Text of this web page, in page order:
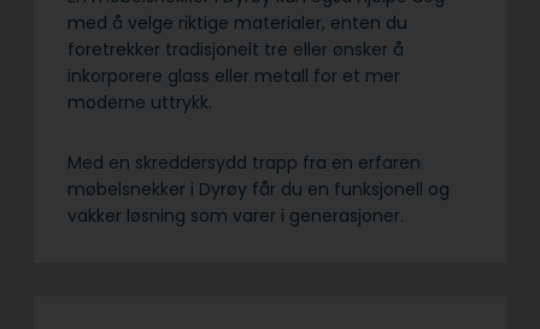
med å velge riktige materialer, enten du
foretrekker tradisjonelt tre eller ønsker å
inkorporere glass eller metall for et mer
moderne uttrykk.
Med en skreddersydd trapp fra en erfaren
møbelsnekker i Dyrøy får du en funksjonell og
vakker løsning som varer i generasjoner.